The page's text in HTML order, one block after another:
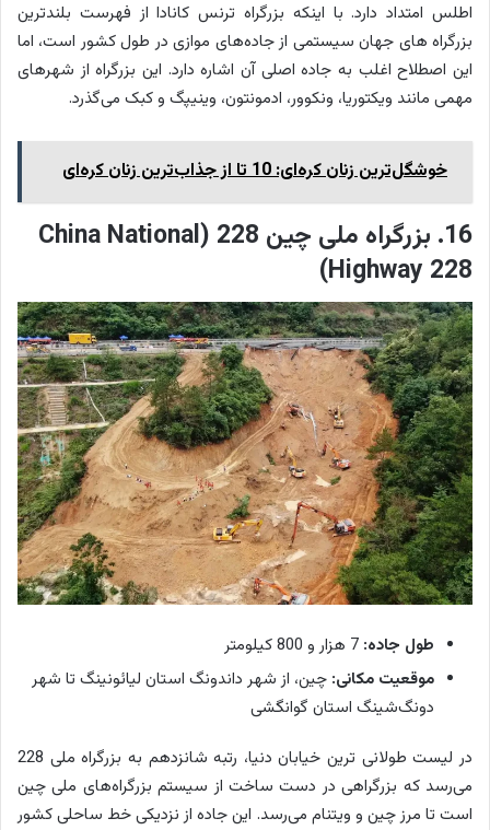
اطلس امتداد دارد. با اینکه بزرگراه ترنس کانادا از فهرست بلندترین
بزرگراه های جهان سیستمی از جاده‌های موازی در طول کشور است، اما
این اصطلاح اغلب به جاده اصلی آن اشاره دارد. این بزرگراه از شهرهای
مهمی مانند ویکتوریا، ونکوور، ادمونتون، وینیپگ و کبک می‌گذرد.
خوشگل‌ترین زنان کره‌ای: 10 تا از جذاب‌ترین زنان کره‌ای
16. بزرگراه ملی چین 228 (China National
Highway 228)
طول جاده:
موقعیت مکانی: چین، از شهر داندونگ استان لیائونینگ تا شهر
دونگ‌شینگ استان گوانگشی
در لیست طولانی ترین خیابان دنیا، رتبه شانزدهم به بزرگراه ملی 228
می‌رسد که بزرگراهی در دست ساخت از سیستم بزرگراه‌های ملی چین
است تا مرز چین و ویتنام می‌رسد. این جاده از نزدیکی خط ساحلی کشور